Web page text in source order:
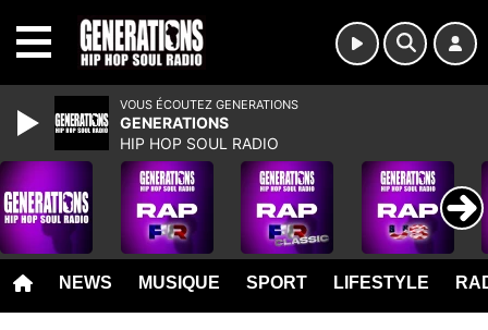
NEWS MUSIQUE SPORT LIFESTYLE
VOUS ÉCOUTEZ GENERATIONS
GENERATIONS
HIP HOP SOUL RADIO